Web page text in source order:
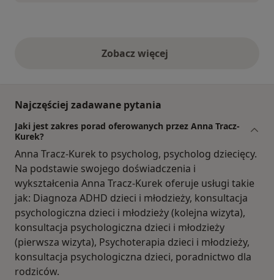
Zobacz więcejopinie powyżej
Najczęściej zadawane pytania
Jaki jest zakres porad oferowanych przez Anna Tracz-
Kurek?
Anna Tracz-Kurek to psycholog, psycholog dziecięcy.
Na podstawie swojego doświadczenia i
wykształcenia Anna Tracz-Kurek oferuje usługi takie
jak: Diagnoza ADHD dzieci i młodzieży, konsultacja
psychologiczna dzieci i młodzieży (kolejna wizyta),
konsultacja psychologiczna dzieci i młodzieży
(pierwsza wizyta), Psychoterapia dzieci i młodzieży,
konsultacja psychologiczna dzieci, poradnictwo dla
rodziców.